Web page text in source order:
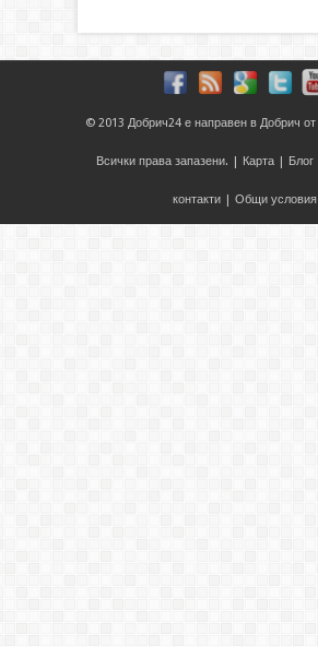
© 2013 Добрич24 е направен в Добрич от
Всички права запазени. | Карта | Блог
контакти | Общи условия